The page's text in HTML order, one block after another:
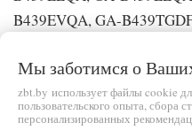
B439EVQA, GA-
B439TLMR, GA-
B439YAQA, GA-
B439YEQA, GA-
Мы заботимся о
zbt.by использует файлы cookie
пользовательского опыта, сбора
персонализированных